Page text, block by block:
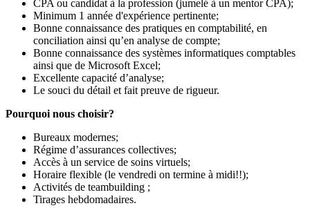
CPA ou candidat à la profession (jumelé à un mentor CPA);
Minimum 1 année d'expérience pertinente;
Bonne connaissance des pratiques en comptabilité, en
conciliation ainsi qu’en analyse de compte;
Bonne connaissance des systèmes informatiques comptables
ainsi que de Microsoft Excel;
Excellente capacité d’analyse;
Le souci du détail et fait preuve de rigueur.
Pourquoi nous choisir?
Bureaux modernes;
Régime d’assurances collectives;
Accès à un service de soins virtuels;
Horaire flexible (le vendredi on termine à midi!!);
Activités de teambuilding ;
Tirages hebdomadaires.